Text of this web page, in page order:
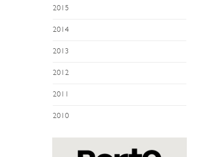
2015
2014
2013
2012
2011
2010